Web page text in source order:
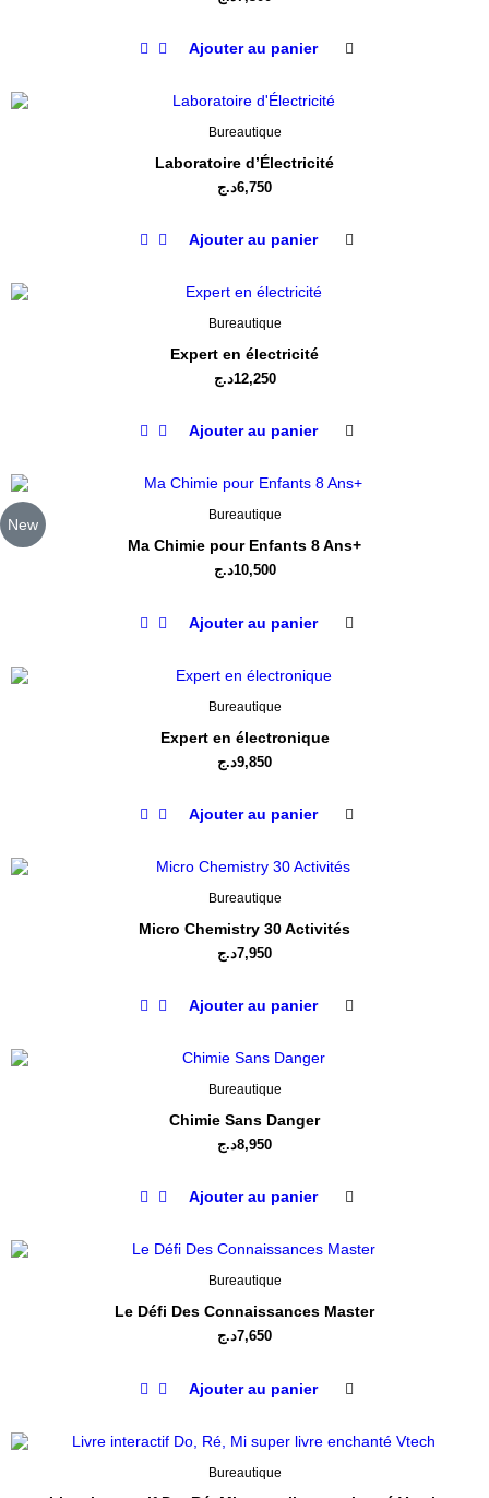
Ajouter au panier
Bureautique
Laboratoire d’Électricité
6,750د.ج
Ajouter au panier
Bureautique
Expert en électricité
12,250د.ج
Ajouter au panier
New
Bureautique
Ma Chimie pour Enfants 8 Ans+
10,500د.ج
Ajouter au panier
Bureautique
Expert en électronique
9,850د.ج
Ajouter au panier
Bureautique
Micro Chemistry 30 Activités
7,950د.ج
Ajouter au panier
Bureautique
Chimie Sans Danger
8,950د.ج
Ajouter au panier
Bureautique
Le Défi Des Connaissances Master
7,650د.ج
Ajouter au panier
Bureautique